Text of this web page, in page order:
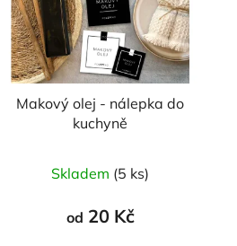
Makový olej - nálepka do
kuchyně
Skladem (5 ks)
od 20 Kč